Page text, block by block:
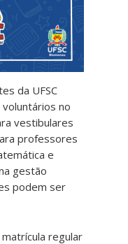
da UFSC
no
vestibulares
professores
e
gestão
podem ser
regular